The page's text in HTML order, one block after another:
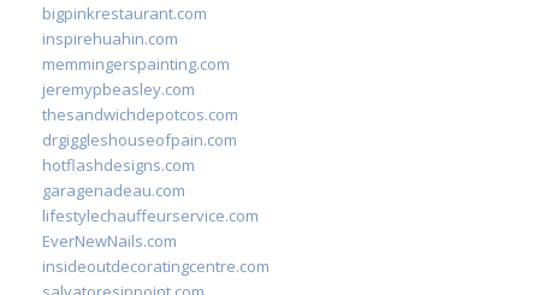
bigpinkrestaurant.com
inspirehuahin.com
memmingerspainting.com
jeremypbeasley.com
thesandwichdepotcos.com
drgiggleshouseofpain.com
hotflashdesigns.com
garagenadeau.com
lifestylechauffeurservice.com
EverNewNails.com
insideoutdecoratingcentre.com